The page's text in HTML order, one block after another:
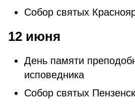
Собор святых
12 июня
День памяти
исповедника
Собор святых